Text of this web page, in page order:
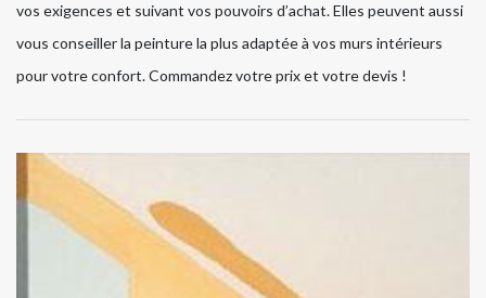
vos exigences et suivant vos pouvoirs d’achat. Elles peuvent aussi
vous conseiller la peinture la plus adaptée à vos murs intérieurs
pour votre confort. Commandez votre prix et votre devis !